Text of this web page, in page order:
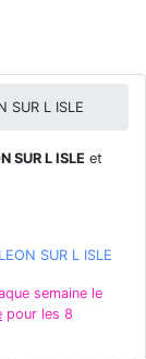
SUR L ISLE
SUR L ISLE et
SUR L ISLE
semaine le
pour les 8